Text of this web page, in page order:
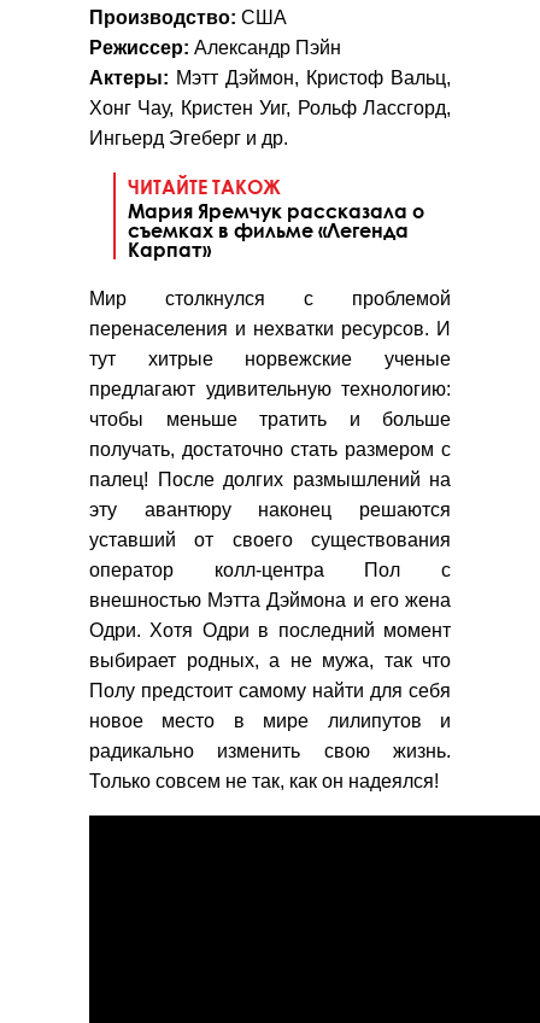
Производство: США
Режиссер: Александр Пэйн
Актеры: Мэтт Дэймон, Кристоф Вальц,
Хонг Чау, Кристен Уиг, Рольф Лассгорд,
Ингьерд Эгеберг и др.
ЧИТАЙТЕ ТАКОЖ
Мария Яремчук рассказала о
съемках в фильме «Легенда
Карпат»
Мир столкнулся с проблемой
перенаселения и нехватки ресурсов. И
тут хитрые норвежские ученые
предлагают удивительную технологию:
чтобы меньше тратить и больше
получать, достаточно стать размером с
палец! После долгих размышлений на
эту авантюру наконец решаются
уставший от своего существования
оператор колл-центра Пол с
внешностью Мэтта Дэймона и его жена
Одри. Хотя Одри в последний момент
выбирает родных, а не мужа, так что
Полу предстоит самому найти для себя
новое место в мире лилипутов и
радикально изменить свою жизнь.
Только совсем не так, как он надеялся!